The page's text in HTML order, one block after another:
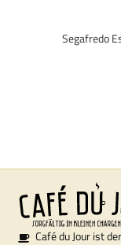
Segafredo
Café du Jour ist